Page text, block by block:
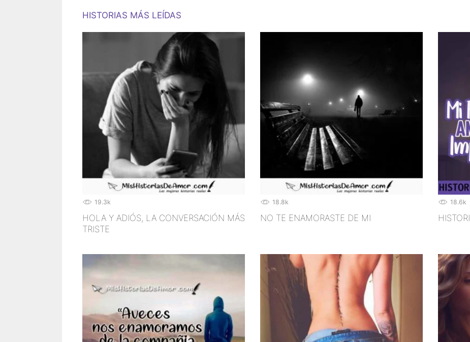
HISTORIAS MÁS LEÍDAS
19.3k
HOLA Y ADIÓS, LA CONVERSACIÓN MÁS
TRISTE
18.8k
NO TE ENAMORASTE DE MI
18.6k